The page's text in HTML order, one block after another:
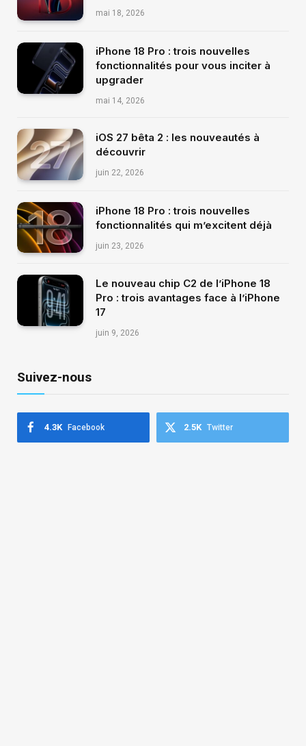
mai 18, 2026
iPhone 18 Pro : trois nouvelles
fonctionnalités pour vous inciter à
upgrader
mai 14, 2026
iOS 27 bêta 2 : les nouveautés à
découvrir
juin 22, 2026
iPhone 18 Pro : trois nouvelles
fonctionnalités qui m’excitent déjà
juin 23, 2026
Le nouveau chip C2 de l’iPhone 18
Pro : trois avantages face à l’iPhone
17
juin 9, 2026
Suivez-nous
Facebook
4.3K Twitter
2.5K